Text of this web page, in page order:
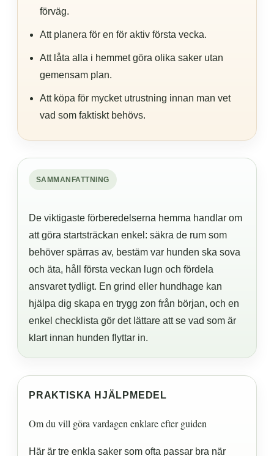
förväg.
Att planera för en för aktiv första vecka.
Att låta alla i hemmet göra olika saker utan
gemensam plan.
Att köpa för mycket utrustning innan man vet
vad som faktiskt behövs.
SAMMANFATTNING
De viktigaste förberedelserna hemma handlar om
att göra startsträckan enkel: säkra de rum som
behöver spärras av, bestäm var hunden ska sova
och äta, håll första veckan lugn och fördela
ansvaret tydligt. En grind eller hundhage kan
hjälpa dig skapa en trygg zon från början, och en
enkel checklista gör det lättare att se vad som är
klart innan hunden flyttar in.
PRAKTISKA HJÄLPMEDEL
Om du vill göra vardagen enklare efter guiden
Här är tre enkla saker som ofta passar bra när